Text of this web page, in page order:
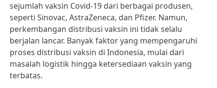
sejumlah vaksin Covid-19 dari berbagai produsen,
seperti Sinovac, AstraZeneca, dan Pfizer. Namun,
perkembangan distribusi vaksin ini tidak selalu
berjalan lancar. Banyak faktor yang mempengaruhi
proses distribusi vaksin di Indonesia, mulai dari
masalah logistik hingga ketersediaan vaksin yang
terbatas.